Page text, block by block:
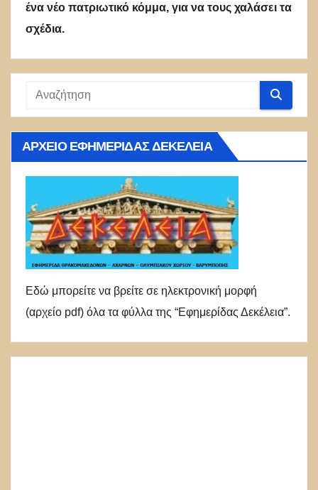
ένα νέο πατριωτικό κόμμα, για να τους χαλάσει τα
σχέδια.
ΑΡΧΕΊΟ ΕΦΗΜΕΡΊΔΑΣ ΔΕΚΈΛΕΙΑ
Εδώ μπορείτε να βρείτε σε ηλεκτρονική μορφή
(αρχείο pdf) όλα τα φύλλα της “Εφημερίδας Δεκέλεια”.